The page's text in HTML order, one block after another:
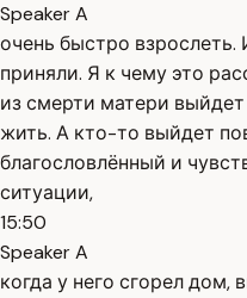
Speaker A
очень быстро
приняли. Я к чему это
из смерти матери
жить. А кто-то выйдет
благословлённый и
ситуации,
15:50
Speaker A
когда у него сгорел